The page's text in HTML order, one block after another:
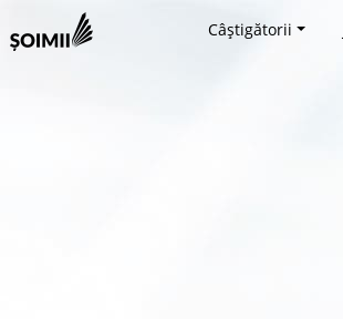
Câștigătorii